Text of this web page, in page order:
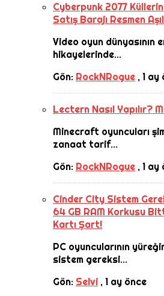
Cyberpunk 2077
Satış Barajı Resmen
Video oyun dünyasının
hikayelerinde...
Gön: RockNRogue ,1 ay
Lectern Nasıl Yapılır?
Minecraft oyuncuları
zanaat tarif...
Gön: RockNRogue ,1 ay
Cinder City Sistem
64 GB RAM Korkusu
Kartı Şart!
PC oyuncularının
sistem gereksi...
Gön: Selvi ,1 ay önce